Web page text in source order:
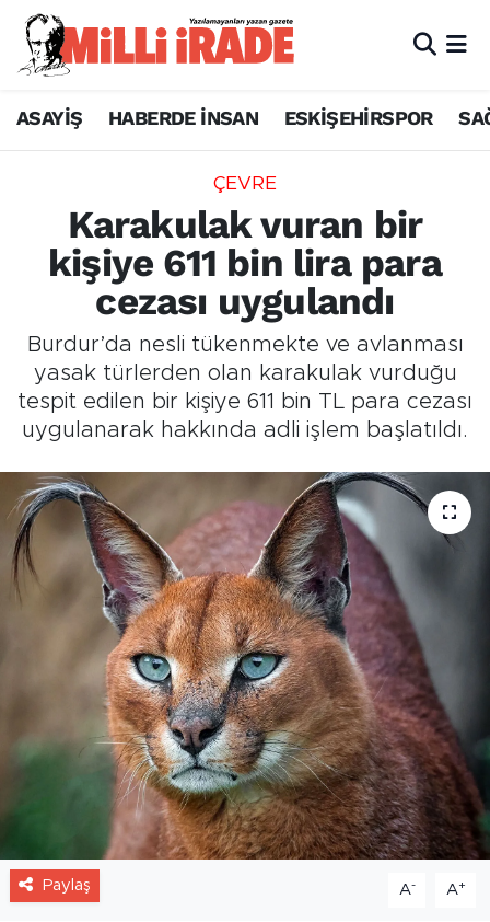
ASAYİŞ HABERDE İNSAN ESKİŞEHİRSPOR
ÇEVRE
Karakulak vuran bir
kişiye 611 bin lira para
cezası uygulandı
Burdur’da nesli tükenmekte ve avlanması
yasak türlerden olan karakulak vurduğu
tespit edilen bir kişiye 611 bin TL para cezası
uygulanarak hakkında adli işlem başlatıldı.
Paylaş A- A+